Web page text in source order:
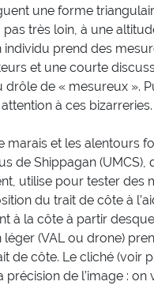
une forme
très loin, à une
prend des
et une courte
de « mesureux ».
à ces bizarreries.
marais et les alentours
de Shippagan
utilise pour tester des
du trait de côte à
à la côte à partir
(VAL ou drone)
de côte. Le cliché (voir
de l’image :